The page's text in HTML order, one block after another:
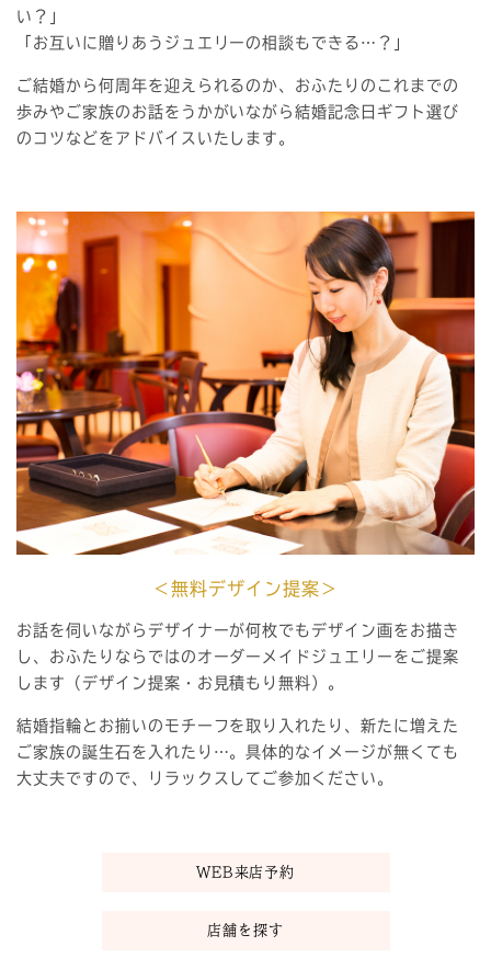
い？」
「お互いに贈りあうジュエリーの相談もできる…？」
ご結婚から何周年を迎えられるのか、おふたりのこれまでの
歩みやご家族のお話をうかがいながら結婚記念日ギフト選び
のコツなどをアドバイスいたします。
＜無料デザイン提案＞
お話を伺いながらデザイナーが何枚でもデザイン画をお描き
し、おふたりならではのオーダーメイドジュエリーをご提案
します（デザイン提案・お見積もり無料）。
結婚指輪とお揃いのモチーフを取り入れたり、新たに増えた
ご家族の誕生石を入れたり…。具体的なイメージが無くても
大丈夫ですので、リラックスしてご参加ください。
WEB来店予約
店舗を探す